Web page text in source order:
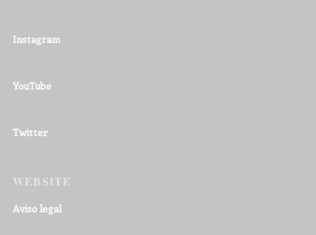
Instagram
YouTube
Twitter
WEBSITE
Aviso legal